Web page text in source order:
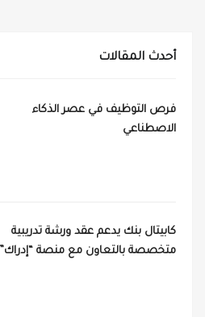
أحدث المقالات
فرص التوظيف في عصر الذكاء
الاصطناعي
كابيتال بنك يدعم عقد ورشة تدريبية
متخصصة بالتعاون مع منصة “إدراك”